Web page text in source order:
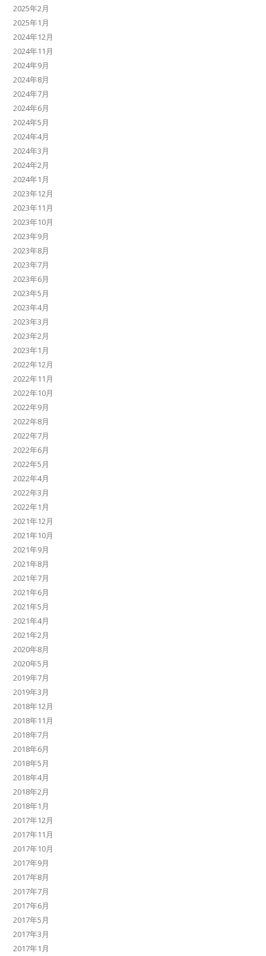
2025年2月
2025年1月
2024年12月
2024年11月
2024年9月
2024年8月
2024年7月
2024年6月
2024年5月
2024年4月
2024年3月
2024年2月
2024年1月
2023年12月
2023年11月
2023年10月
2023年9月
2023年8月
2023年7月
2023年6月
2023年5月
2023年4月
2023年3月
2023年2月
2023年1月
2022年12月
2022年11月
2022年10月
2022年9月
2022年8月
2022年7月
2022年6月
2022年5月
2022年4月
2022年3月
2022年1月
2021年12月
2021年10月
2021年9月
2021年8月
2021年7月
2021年6月
2021年5月
2021年4月
2021年2月
2020年8月
2020年5月
2019年7月
2019年3月
2018年12月
2018年11月
2018年7月
2018年6月
2018年5月
2018年4月
2018年2月
2018年1月
2017年12月
2017年11月
2017年10月
2017年9月
2017年8月
2017年7月
2017年6月
2017年5月
2017年3月
2017年1月